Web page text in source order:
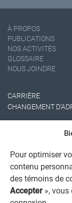
Pour optimiser
contenu
des témoins de
Accepter »,
À PROPOS
PUBLICATIONS
NOS ACTIVITÉS
GLOSSAIRE
NOUS JOINDRE
CARRIÈRE
CHANGEMENT
AVIS JURIDIQUE